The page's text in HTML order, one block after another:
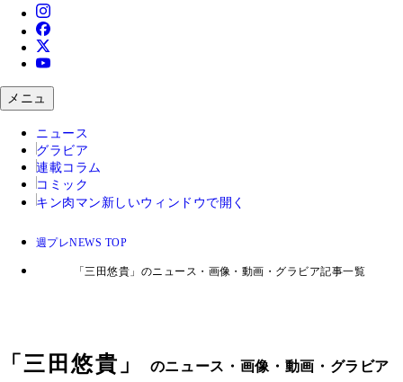
メニュ
ニュース
グラビア
連載コラム
コミック
キン肉マン 新しいウィンドウで開く
週プレNEWS TOP
「三田悠貴」のニュース・画像・動画・グラビア記事一覧
「三田悠貴 」
のニュース・画像・動画・グラビア